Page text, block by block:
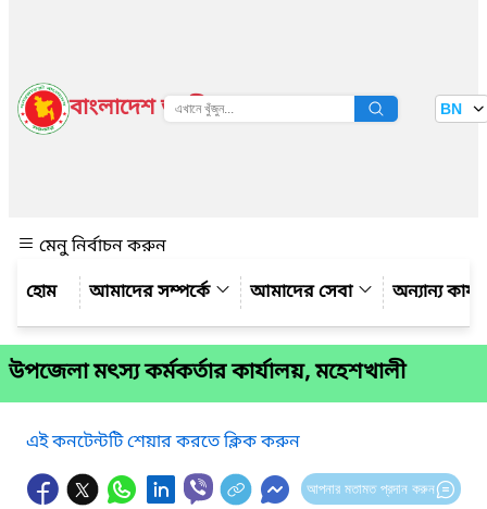
বাংলাদেশ জাতীয় তথ্য বাতায়ন BN
মেনু নির্বাচন করুন
আমাদের সম্পর্কে
আমাদের সেবা অন্যান্য
উপজেলা মৎস্য কর্মকর্তার কার্যালয়, মহেশখালী
এই কনটেন্টটি শেয়ার করতে ক্লিক করুন
আপনার মতামত প্রদান করুন